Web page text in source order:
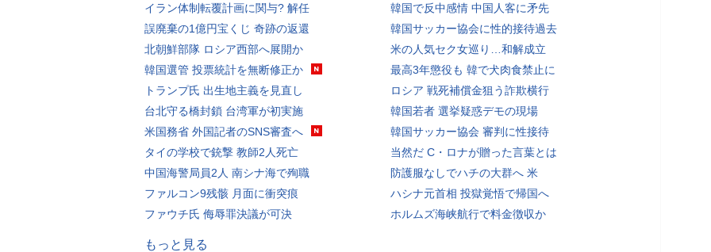
イラン体制転覆計画に関与? 解任
誤廃棄の1億円宝くじ 奇跡の返還
北朝鮮部隊 ロシア西部へ展開か
韓国選管 投票統計を無断修正か
トランプ氏 出生地主義を見直し
台北守る橋封鎖 台湾軍が初実施
米国務省 外国記者のSNS審査へ
タイの学校で銃撃 教師2人死亡
中国海警局員2人 南シナ海で殉職
ファルコン9残骸 月面に衝突痕
ファウチ氏 侮辱罪決議が可決
韓国で反中感情 中国人客に矛先
韓国サッカー協会に性的接待過去
米の人気セク女巡り…和解成立
最高3年懲役も 韓で犬肉食禁止に
ロシア 戦死補償金狙う詐欺横行
韓国若者 選挙疑惑デモの現場
韓国サッカー協会 審判に性接待
当然だ C・ロナが贈った言葉とは
防護服なしでハチの大群へ 米
ハシナ元首相 投獄覚悟で帰国へ
ホルムズ海峡航行で料金徴収か
もっと見る